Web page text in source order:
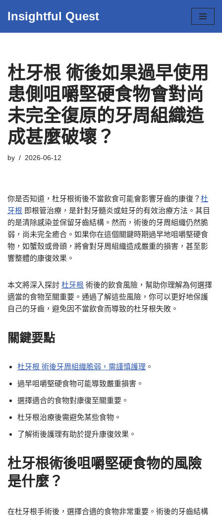
Insightful Quest
杜牙根 術後如果過早使用
患側咀嚼堅硬食物會對尚
未完全復原的牙周組織造
成甚麼破壞？
by 2026-06-12
你是否知道，杜牙根術後不當飲食可能會影響牙齒的康復？ 杜
牙根 即根管治療，是針對牙髓炎或蛀牙的有效治療方法。其目
的是清除感染並保留牙齒結構。然而，術後的牙周組織仍然脆
弱，尚未完全癒合。如果你在這個關鍵時期過早地咀嚼堅硬食
物，如蟹殼或骨頭，將會對牙周組織造成嚴重的損害，甚至影
響整體的康復效果。
本文將深入探討 杜牙根 術後的飲食風險，幫助你理解為何選擇
適當的食物至關重要。通過了解這些風險，你可以更好地保護
自己的牙齒，避免因不當飲食而導致的杜牙根失敗。
關鍵要點
杜牙根 術後牙周組織脆弱，需謹慎護理 。
過早咀嚼堅硬食物可能導致嚴重損害。
選擇適合的食物對康復至關重要。
杜牙根治療後需避免某些食物。
了解術後護理有助於提升康復效果。
杜牙根術後咀嚼堅硬食物的風險
是什麼？
在杜牙根手術後，選擇合適的食物非常重要。術後的牙齒結構